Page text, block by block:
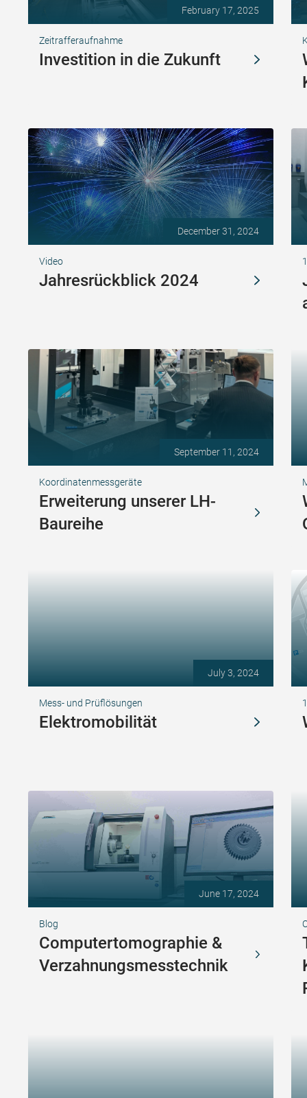
February 17, 2025
Zeitrafferaufnahme
Investition in die Zukunft
December 31, 2024
Video
Jahresrückblick 2024
September 11, 2024
Koordinatenmessgeräte
Erweiterung unserer LH-
Baureihe
July 3, 2024
Mess- und Prüflösungen
Elektromobilität
June 17, 2024
Blog
Computertomographie &
Verzahnungsmesstechnik